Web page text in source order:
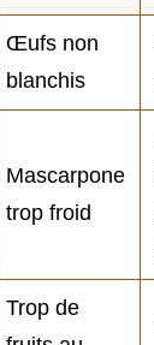
Œufs non
blanchis
Mascarpone
trop froid
Trop de